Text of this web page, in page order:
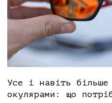
Усе і навіть
окулярами: що